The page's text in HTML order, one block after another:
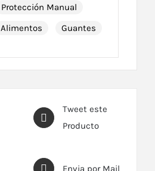
Protección Manual
Alimentos
Guantes
Tweet este
Producto
Envia por Mail